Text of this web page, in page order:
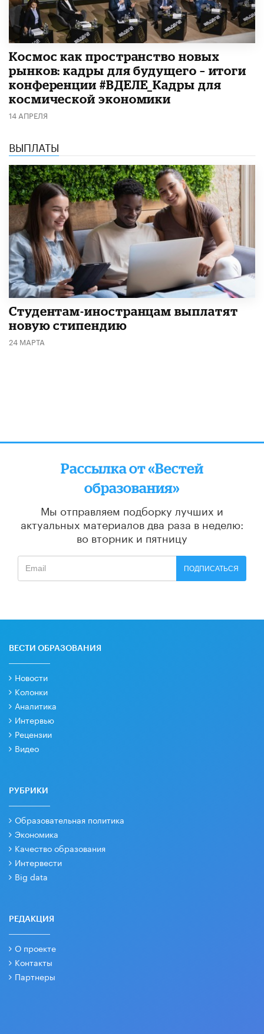
Космос как пространство новых
рынков: кадры для будущего – итоги
конференции #ВДЕЛЕ_Кадры для
космической экономики
14 АПРЕЛЯ
ВЫПЛАТЫ
Студентам-иностранцам выплатят
новую стипендию
24 МАРТА
Рассылка от «Вестей
образования»
Мы отправляем подборку лучших и
актуальных материалов два раза в неделю:
во вторник и пятницу
ПОДПИСАТЬСЯ
ВЕСТИ ОБРАЗОВАНИЯ
Новости
Колонки
Аналитика
Интервью
Рецензии
Видео
РУБРИКИ
Образовательная политика
Экономика
Качество образования
Интервести
Big data
РЕДАКЦИЯ
О проекте
Контакты
Партнеры